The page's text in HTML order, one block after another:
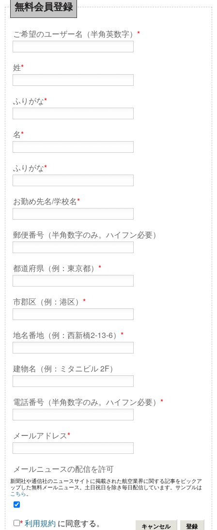
無料会員登録
ご希望のユーザー名（半角英数字） *
姓*
ふりがな*
名*
ふりがな*
お勤め先名/学校名*
郵便番号（半角数字のみ。ハイフン必要）
都道府県（例：東京都） *
市郡区（例：港区） *
地名番地（例：西新橋2-13-6） *
建物名（例：ミタニビル 2F）
電話番号（半角数字のみ。ハイフン必要） *
メールアドレス*
メールニュースの配信を許可
新聞社や通信社のニュースサイトに掲載された航空業界に関する記事をピックア
ップした無料メールニュース。土日祝日を除き毎日配信しています。サンプルは
こちら
* 利用規約 に同意する。